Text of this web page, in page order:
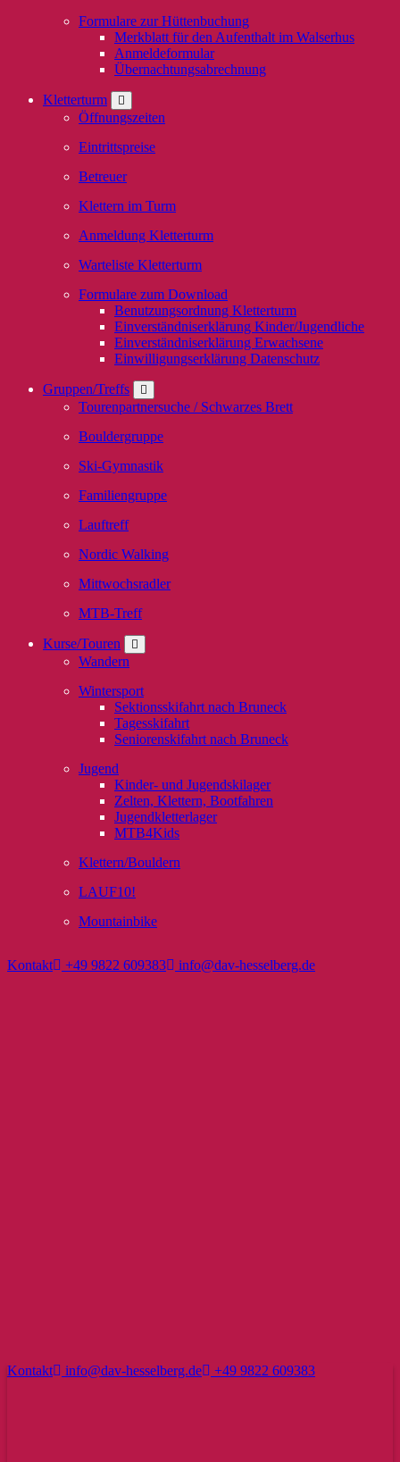
Formulare zur Hüttenbuchung
Merkblatt für den Aufenthalt im Walserhus
Anmeldeformular
Übernachtungsabrechnung
Kletterturm
Öffnungszeiten
Eintrittspreise
Betreuer
Klettern im Turm
Anmeldung Kletterturm
Warteliste Kletterturm
Formulare zum Download
Benutzungsordnung Kletterturm
Einverständniserklärung Kinder/Jugendliche
Einverständniserklärung Erwachsene
Einwilligungserklärung Datenschutz
Gruppen/Treffs
Tourenpartnersuche / Schwarzes Brett
Bouldergruppe
Ski-Gymnastik
Familiengruppe
Lauftreff
Nordic Walking
Mittwochsradler
MTB-Treff
Kurse/Touren
Wandern
Wintersport
Sektionsskifahrt nach Bruneck
Tagesskifahrt
Seniorenskifahrt nach Bruneck
Jugend
Kinder- und Jugendskilager
Zelten, Klettern, Bootfahren
Jugendkletterlager
MTB4Kids
Klettern/Bouldern
LAUF10!
Mountainbike
Kontakt +49 9822 609383 info@dav-hesselberg.de
Kontakt info@dav-hesselberg.de +49 9822 609383